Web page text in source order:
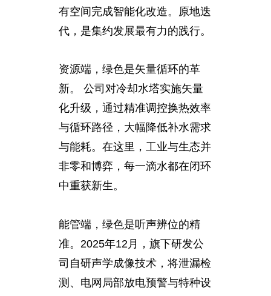
有空间完成智能化改造。原地迭
代，是集约发展最有力的践行。
资源端，绿色是矢量循环的革
新。 公司对冷却水塔实施矢量
化升级，通过精准调控换热效率
与循环路径，大幅降低补水需求
与能耗。在这里，工业与生态并
非零和博弈，每一滴水都在闭环
中重获新生。
能管端，绿色是听声辨位的精
准。2025年12月，旗下研发公
司自研声学成像技术，将泄漏检
测、电网局部放电预警与特种设